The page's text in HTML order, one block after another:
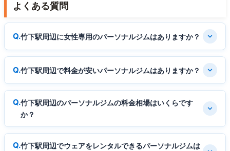
よくある質問
竹下駅周辺に女性専用のパーソナルジムはありますか？
竹下駅周辺で料金が安いパーソナルジムはありますか？
竹下駅周辺のパーソナルジムの料金相場はいくらです
か？
竹下駅周辺でウェアをレンタルできるパーソナルジムは